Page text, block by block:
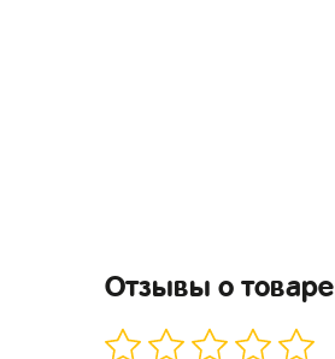
Отзывы о товаре